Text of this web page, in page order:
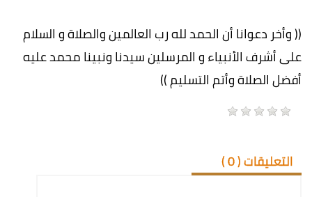
(( وأخر دعوانا أن الحمد لله رب العالمين والصلاة و السلام
على أشرف الأنبياء و المرسلين سيدنا ونبينا محمد عليه
أفضل الصلاة وأتم التسليم ))
التعليقات (0
)